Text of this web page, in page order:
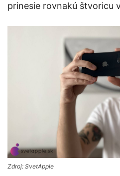
prinesie rovnakú štvoricu
Zdroj: SvetApple